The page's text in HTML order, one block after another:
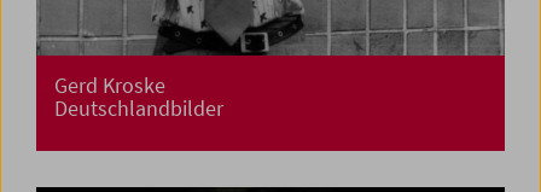
Gerd Kroske
Deutschlandbilder